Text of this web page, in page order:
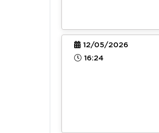
12/05/2026
16:24